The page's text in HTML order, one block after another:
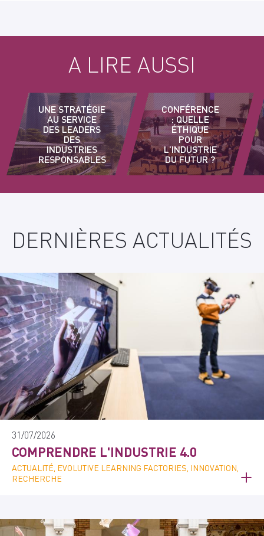
A LIRE AUSSI
UNE STRATÉGIE
AU SERVICE
DES LEADERS
DES
INDUSTRIES
RESPONSABLES
CONFÉRENCE
: QUELLE
ÉTHIQUE
POUR
L'INDUSTRIE
DU FUTUR ?
DERNIÈRES ACTUALITÉS
31/07/2026
COMPRENDRE L'INDUSTRIE 4.0
ACTUALITÉ, EVOLUTIVE LEARNING FACTORIES, INNOVATION,
RECHERCHE